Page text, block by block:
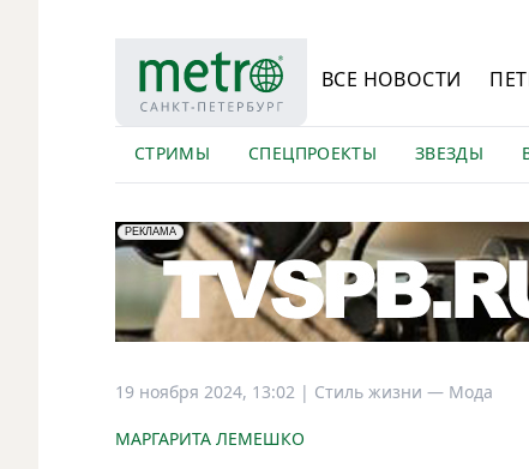
ВСЕ НОВОСТИ
СТРИМЫ СПЕЦПРОЕКТЫ ЗВЕЗДЫ
erid: LdtCK5Efv
РЕКЛАМА
АО "ГАТР", ИНН: 7841320717
19 ноября 2024, 13:02 | Стиль жизни — Мода
МАРГАРИТА ЛЕМЕШКО